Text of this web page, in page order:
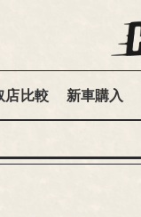
店比較 新車購入